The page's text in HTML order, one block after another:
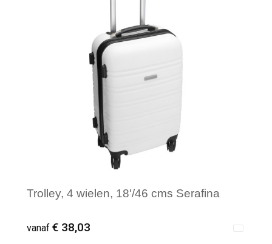
Trolley, 4 wielen, 18'/46 cms Serafina
vanaf € 38,03